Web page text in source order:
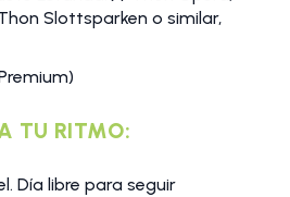
Slottsparken o similar,
TU RITMO:
Día libre para seguir